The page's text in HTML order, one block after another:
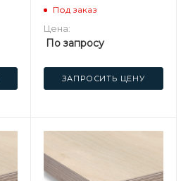
березовая
Под заказ
Цена:
По запросу
ЗАПРОСИТЬ ЦЕНУ